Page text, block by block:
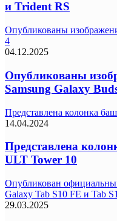
и Trident RS
Опубликованы
4
04.12.2025
Опубликованы
Samsung Galaxy
Представлена колонка
14.04.2024
Представлена
ULT Tower 10
Опубликован
Galaxy Tab S10 FE и Tab
29.03.2025